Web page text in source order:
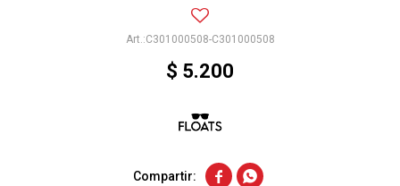
C301000508-C301000508
$ 5.200
 